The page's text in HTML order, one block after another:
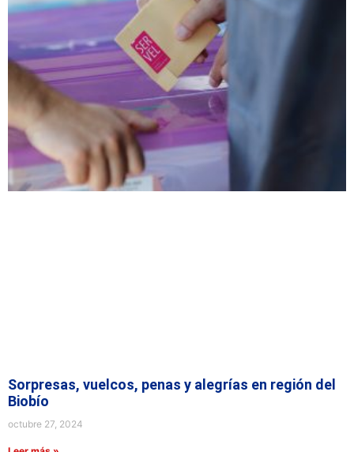
Sorpresas, vuelcos, penas y alegrías en región del
Biobío
octubre 27, 2024